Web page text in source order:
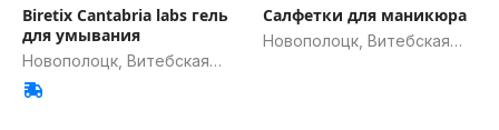
Biretix Cantabria labs гель
для умывания
Новополоцк, Витебская
обл.
Салфетки для маникюра
Новополоцк, Витебская